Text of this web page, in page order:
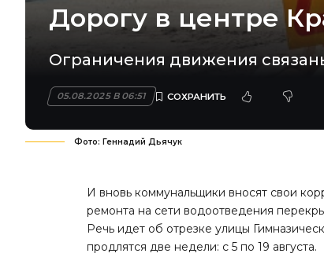
Дорогу в центре
Ограничения движения
05.08.2025 В 06:51
Фото: Геннадий Дьячук
И вновь коммунальщики вносят свои
ремонта на сети водоотведения
Речь идет об отрезке улицы
продлятся две недели: с 5 по 19 августа.